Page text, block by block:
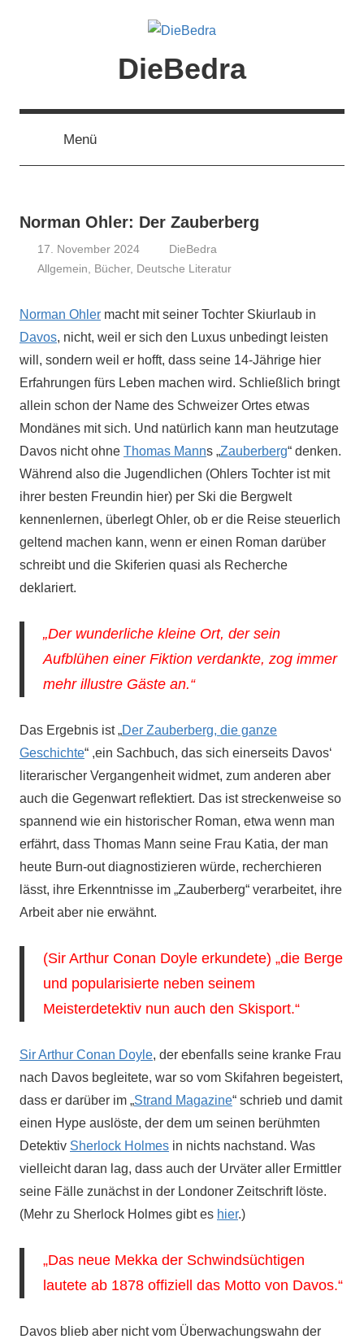
DieBedra
Menü
Norman Ohler: Der Zauberberg
17. November 2024
DieBedra
Allgemein
Bücher, Deutsche Literatur
Norman Ohler macht mit seiner Tochter Skiurlaub in
Davos, nicht, weil er sich den Luxus unbedingt leisten
will, sondern weil er hofft, dass seine 14-Jährige hier
Erfahrungen fürs Leben machen wird. Schließlich bringt
allein schon der Name des Schweizer Ortes etwas
Mondänes mit sich. Und natürlich kann man heutzutage
Davos nicht ohne Thomas Manns „Zauberberg“ denken.
Während also die Jugendlichen (Ohlers Tochter ist mit
ihrer besten Freundin hier) per Ski die Bergwelt
kennenlernen, überlegt Ohler, ob er die Reise steuerlich
geltend machen kann, wenn er einen Roman darüber
schreibt und die Skiferien quasi als Recherche
deklariert.
„Der wunderliche kleine Ort, der sein
Aufblühen einer Fiktion verdankte, zog immer
mehr illustre Gäste an.“
Das Ergebnis ist „Der Zauberberg, die ganze
Geschichte“ ,ein Sachbuch, das sich einerseits Davos‘
literarischer Vergangenheit widmet, zum anderen aber
auch die Gegenwart reflektiert. Das ist streckenweise so
spannend wie ein historischer Roman, etwa wenn man
erfährt, dass Thomas Mann seine Frau Katia, der man
heute Burn-out diagnostizieren würde, recherchieren
lässt, ihre Erkenntnisse im „Zauberberg“ verarbeitet, ihre
Arbeit aber nie erwähnt.
(Sir Arthur Conan Doyle erkundete) „die Berge
und popularisierte neben seinem
Meisterdetektiv nun auch den Skisport.“
Sir Arthur Conan Doyle, der ebenfalls seine kranke Frau
nach Davos begleitete, war so vom Skifahren begeistert,
dass er darüber im „Strand Magazine“ schrieb und damit
einen Hype auslöste, der dem um seinen berühmten
Detektiv Sherlock Holmes in nichts nachstand. Was
vielleicht daran lag, dass auch der Urväter aller Ermittler
seine Fälle zunächst in der Londoner Zeitschrift löste.
(Mehr zu Sherlock Holmes gibt es hier.)
„Das neue Mekka der Schwindsüchtigen
lautete ab 1878 offiziell das Motto von Davos.“
Davos blieb aber nicht vom Überwachungswahn der